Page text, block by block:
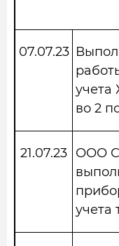
07.07.23
учета
во 2
21.07.23 ООО
учета